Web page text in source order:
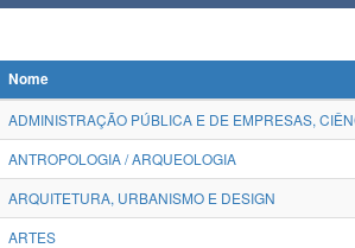
Nome
ADMINISTRAÇÃO PÚBLICA E DE EMPRESAS,
ANTROPOLOGIA / ARQUEOLOGIA
ARQUITETURA, URBANISMO E DESIGN
ARTES